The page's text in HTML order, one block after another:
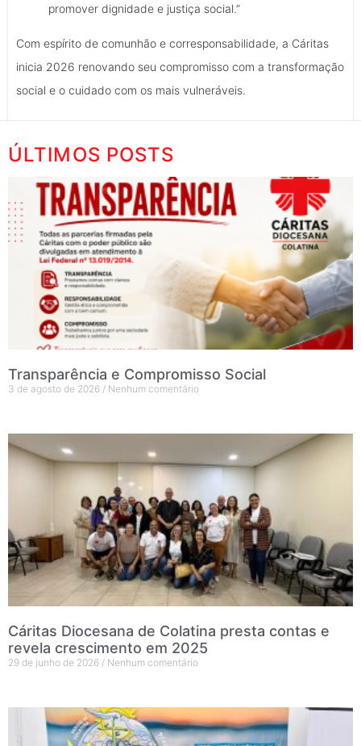
promover dignidade e justiça social.”
Com espírito de comunhão e corresponsabilidade, a Cáritas
inicia 2026 renovando seu compromisso com a transformação
social e o cuidado com os mais vulneráveis.
ÚLTIMOS POSTS
Transparência e Compromisso Social
3 de agosto de 2026 Nenhum comentário
Cáritas Diocesana de Colatina presta contas e
revela crescimento em 2025
29 de junho de 2026 Nenhum comentário